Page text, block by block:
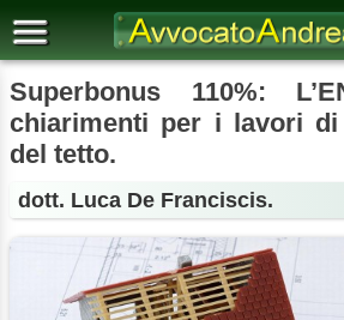
Superbonus 110%:
chiarimenti per i lavori di
del tetto.
dott. Luca De Franciscis.